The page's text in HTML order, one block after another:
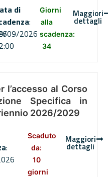
di
:
09/2026
Giorni
alla
scadenza:
34
Maggiori
dettagli
l’accesso al Corso
Specifica in
2026/2029
:
Scaduto
da:
10
giorni
Maggiori
dettagli